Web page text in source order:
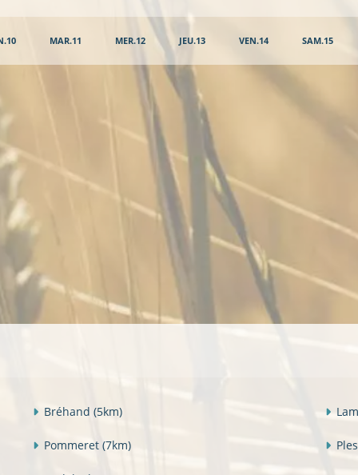
MAR.11 MER.12 JEU.13 VEN.14 SAM.15
Bréhand (5km)
Pommeret (7km)